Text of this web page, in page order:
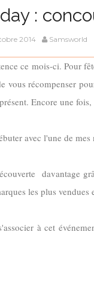
:
2014 Samsworld
ce mois-ci. Pour
vous récompenser
Encore une
avec l'une de
davantage
les plus
à cet